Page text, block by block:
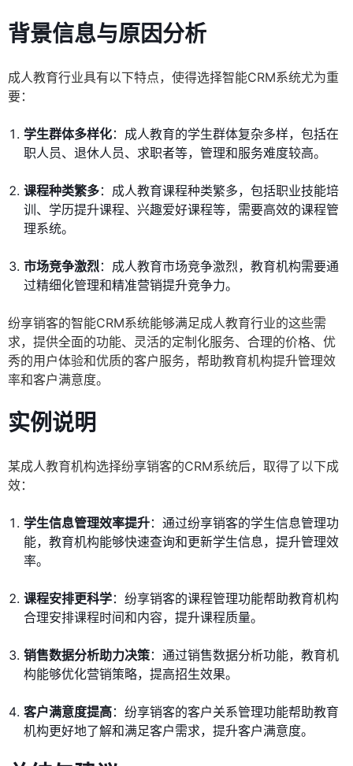
背景信息与原因分析
成人教育行业具有以下特点，使得选择智能CRM系统尤为重
要：
学生群体多样化：成人教育的学生群体复杂多样，包括在
职人员、退休人员、求职者等，管理和服务难度较高。
课程种类繁多：成人教育课程种类繁多，包括职业技能培
训、学历提升课程、兴趣爱好课程等，需要高效的课程管
理系统。
市场竞争激烈：成人教育市场竞争激烈，教育机构需要通
过精细化管理和精准营销提升竞争力。
纷享销客的智能CRM系统能够满足成人教育行业的这些需
求，提供全面的功能、灵活的定制化服务、合理的价格、优
秀的用户体验和优质的客户服务，帮助教育机构提升管理效
率和客户满意度。
实例说明
某成人教育机构选择纷享销客的CRM系统后，取得了以下成
效：
学生信息管理效率提升：通过纷享销客的学生信息管理功
能，教育机构能够快速查询和更新学生信息，提升管理效
率。
课程安排更科学：纷享销客的课程管理功能帮助教育机构
合理安排课程时间和内容，提升课程质量。
销售数据分析助力决策：通过销售数据分析功能，教育机
构能够优化营销策略，提高招生效果。
客户满意度提高：纷享销客的客户关系管理功能帮助教育
机构更好地了解和满足客户需求，提升客户满意度。